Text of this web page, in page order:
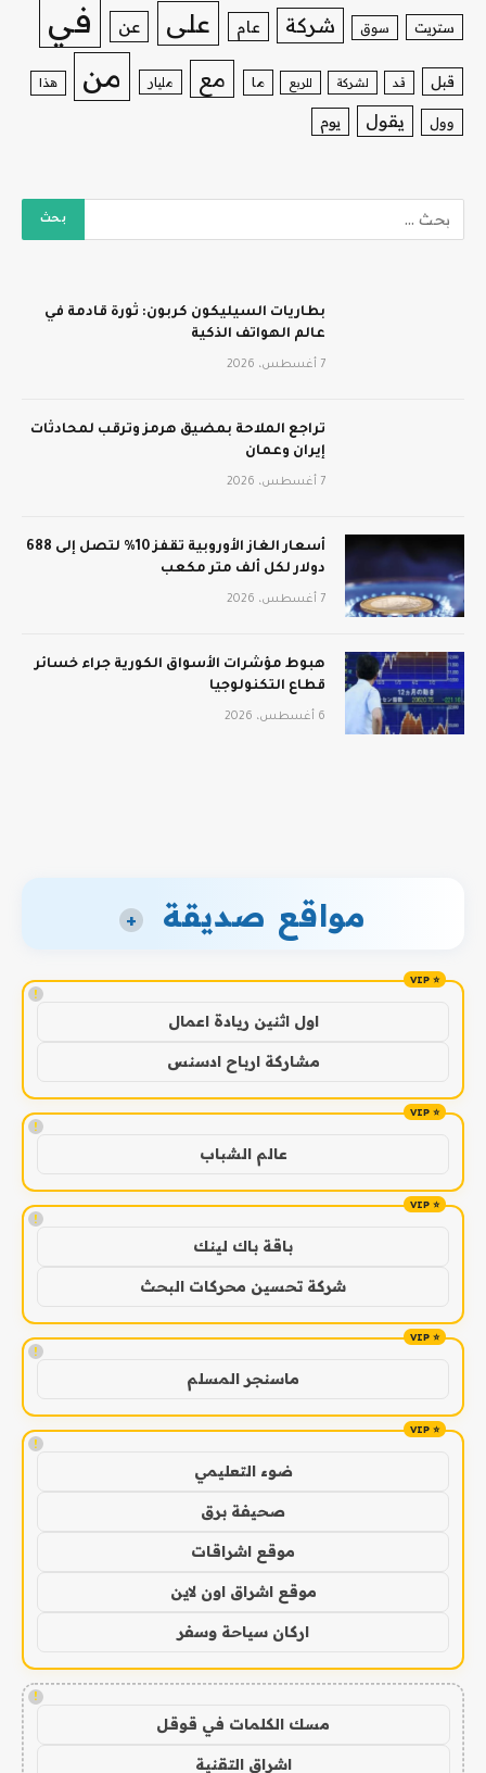
ستريت سوق شركة عام على عن في
قبل قد لشركة للربع ما مع مليار من هذا
وول يقول يوم
بطاريات السيليكون كربون: ثورة قادمة في
عالم الهواتف الذكية
7 أغسطس، 2026
تراجع الملاحة بمضيق هرمز وترقب لمحادثات
إيران وعمان
7 أغسطس، 2026
أسعار الغاز الأوروبية تقفز 10% لتصل إلى 688
دولار لكل ألف متر مكعب
7 أغسطس، 2026
هبوط مؤشرات الأسواق الكورية جراء خسائر
قطاع التكنولوجيا
6 أغسطس، 2026
مواقع صديقة +
!
اول اثنين ريادة اعمال
مشاركة ارباح ادسنس
!
عالم الشباب
!
باقة باك لينك
شركة تحسين محركات البحث
!
ماسنجر المسلم
!
ضوء التعليمي
صحيفة برق
موقع اشراقات
موقع اشراق اون لاين
اركان سياحة وسفر
!
مسك الكلمات في قوقل
اشراق التقنية